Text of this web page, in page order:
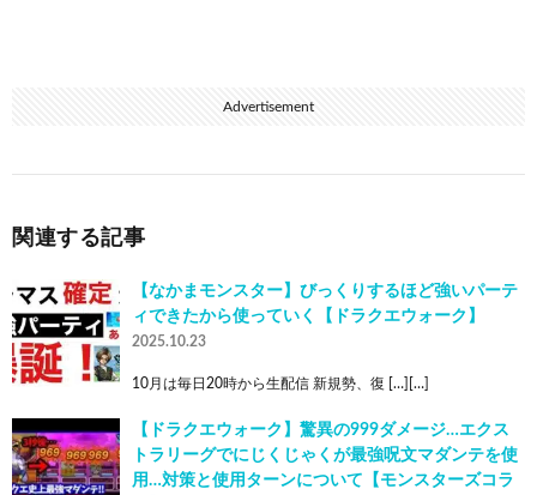
Advertisement
関連する記事
【なかまモンスター】びっくりするほど強いパーテ
ィできたから使っていく【ドラクエウォーク】
2025.10.23
10月は毎日20時から生配信 新規勢、復 […][…]
【ドラクエウォーク】驚異の999ダメージ…エクス
トラリーグでにじくじゃくが最強呪文マダンテを使
用…対策と使用ターンについて【モンスターズコラ